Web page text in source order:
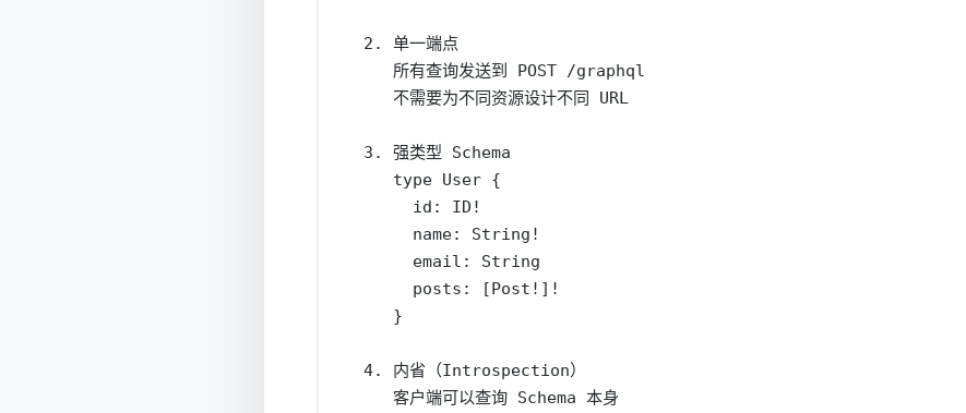
  2. 单一端点
     所有查询发送到 POST /graphql
     不需要为不同资源设计不同 URL
  3. 强类型 Schema
     type User {
       id: ID!
       name: String!
       email: String
       posts: [Post!]!
     }
  4. 内省（Introspection）
     客户端可以查询 Schema 本身